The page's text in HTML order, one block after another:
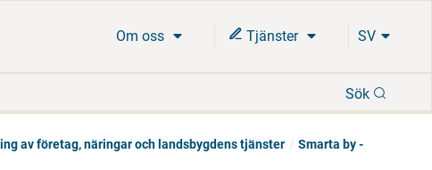
Om oss Tjänster SV
Sök
av företag, näringar och landsbygdens tjänster
Smarta by -